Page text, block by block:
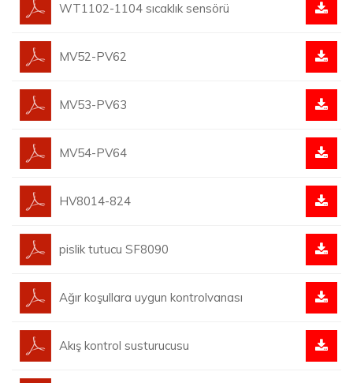
WT1102-1104 sıcaklık sensörü
MV52-PV62
MV53-PV63
MV54-PV64
HV8014-824
pislik tutucu SF8090
Ağır koşullara uygun kontrolvanası
Akış kontrol susturucusu